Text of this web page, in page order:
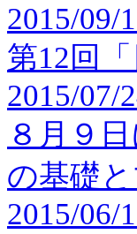
2015/09/
第12回
2015/07/
８月９
の基礎
2015/06/